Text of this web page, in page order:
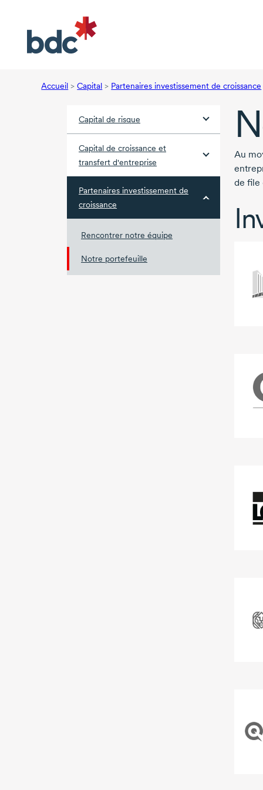
Accueil > Capital > Partenaires investissement de croissance
Capital de risque
Capital de croissance et
transfert d'entreprise
Partenaires investissement de
croissance
Rencontrer notre équipe
Notre portefeuille
Au
de file